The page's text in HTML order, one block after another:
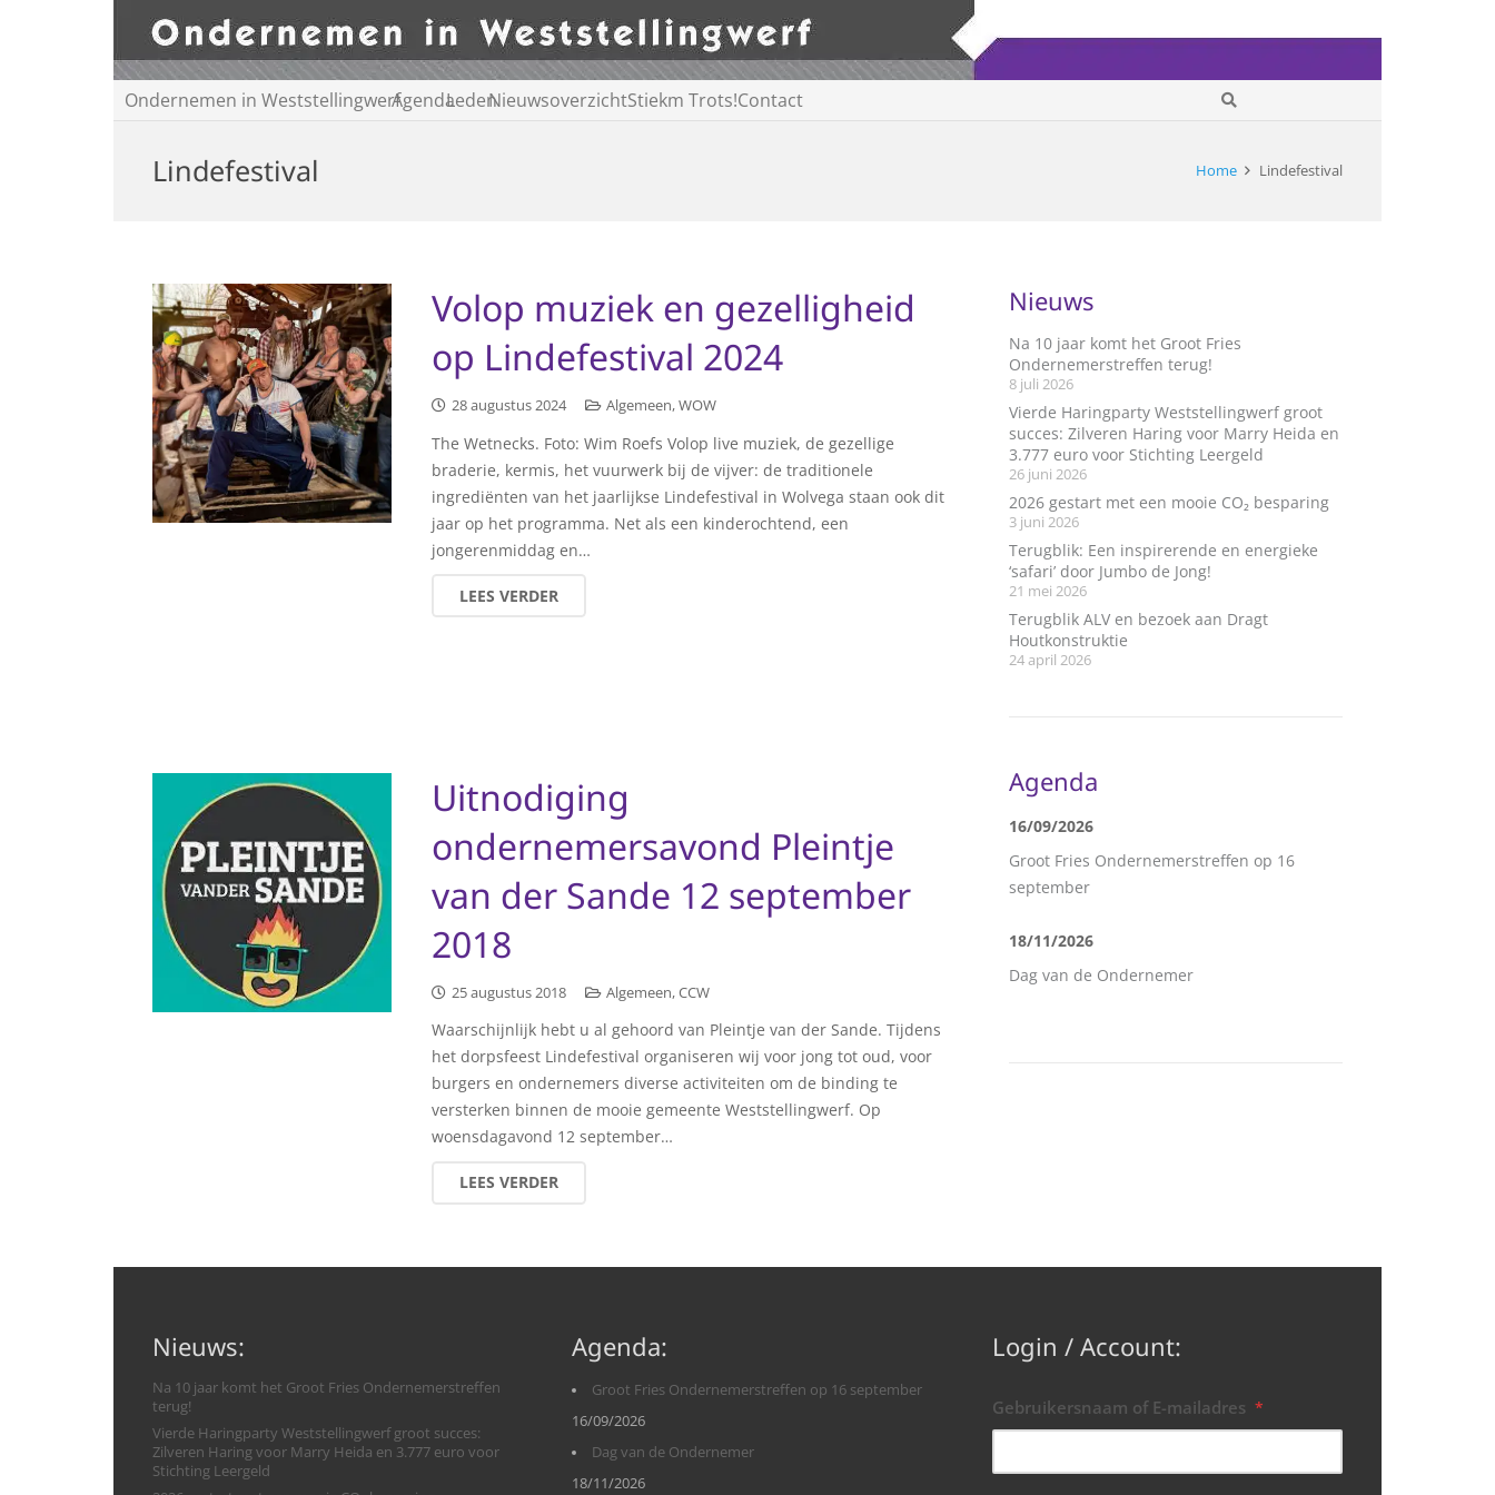
Ondernemen in WeststellingwerfAgendaLedenNieuwsoverzichtStiekm Trots!Contact
Lindefestival Home Lindefestival
Volop muziek en gezelligheid
op Lindefestival 2024
28 augustus 2024 Algemeen,WOW
The Wetnecks. Foto: Wim Roefs Volop live muziek, de gezellige
braderie, kermis, het vuurwerk bij de vijver: de traditionele
ingrediënten van het jaarlijkse Lindefestival in Wolvega staan ook dit
jaar op het programma. Net als een kinderochtend, een
jongerenmiddag en…
LEES VERDER
Uitnodiging
ondernemersavond Pleintje
van der Sande 12 september
2018
25 augustus 2018 Algemeen,CCW
Waarschijnlijk hebt u al gehoord van Pleintje van der Sande. Tijdens
het dorpsfeest Lindefestival organiseren wij voor jong tot oud, voor
burgers en ondernemers diverse activiteiten om de binding te
versterken binnen de mooie gemeente Weststellingwerf. Op
woensdagavond 12 september…
LEES VERDER
Nieuws
Na 10 jaar komt het Groot Fries
Ondernemerstreffen terug!
8 juli 2026
Vierde Haringparty Weststellingwerf groot
succes: Zilveren Haring voor Marry Heida en
3.777 euro voor Stichting Leergeld
26 juni 2026
2026 gestart met een mooie CO₂ besparing
3 juni 2026
Terugblik: Een inspirerende en energieke
‘safari’ door Jumbo de Jong!
21 mei 2026
Terugblik ALV en bezoek aan Dragt
Houtkonstruktie
24 april 2026
Agenda
16/09/2026
Groot Fries Ondernemerstreffen op 16
september
18/11/2026
Dag van de Ondernemer
Nieuws:
Na 10 jaar komt het Groot Fries Ondernemerstreffen
terug!
Vierde Haringparty Weststellingwerf groot succes:
Zilveren Haring voor Marry Heida en 3.777 euro voor
Stichting Leergeld
Agenda:
Groot Fries Ondernemerstreffen op 16 september
16/09/2026
Dag van de Ondernemer
18/11/2026
Login / Account:
Gebruikersnaam of E-mailadres *